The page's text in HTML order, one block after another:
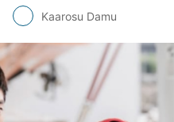
Kaarosu Damu